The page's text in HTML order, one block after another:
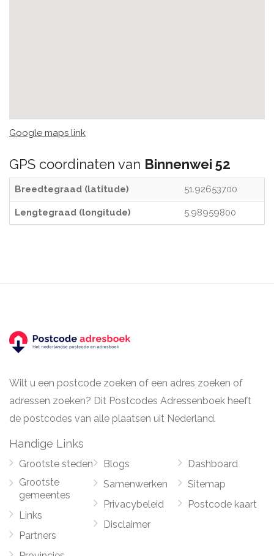
Google maps link
GPS coordinaten van Binnenwei 52
Breedtegraad (latitude) 51.92653700
Lengtegraad (longitude) 5.98959800
Wilt u een postcode zoeken of een adres zoeken of
adressen zoeken? Dit Postcodes Adressenboek heeft
de postcodes van alle plaatsen uit Nederland.
Handige Links
Grootste steden
Grootste
gemeentes
Links
Partners
Blogs
Samenwerken
Privacybeleid
Disclaimer
Dashboard
Sitemap
Postcode kaart